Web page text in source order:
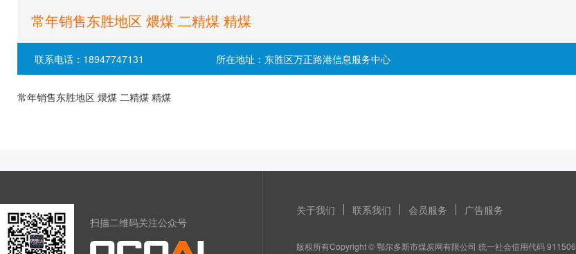
常年销售东胜地区 煨煤 二精煤 精煤
联系电话：18947747131 所在地址：东胜区万正路港信息服务中心
常年销售东胜地区 煨煤 二精煤 精煤
扫描二维码关注公众号
关于我们 联系我们 会员服务 广告服务
版权所有Copyright © 鄂尔多斯市煤炭网有限公司 统一社会信用代码